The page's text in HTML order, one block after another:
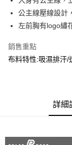
【關於「AFTEE先享
AFTEE先享後付是「
便利好安心！
２．便利：只要手機
３．安心：先確認商
２．訂單成立數日內
購買商品的店家。未
運送方式
全家取貨付款
每筆NT$60，滿
新竹物流
公主線壓線設計
左前胸有logo繡
銷售重點
布料特性:吸濕排汗/
詳細